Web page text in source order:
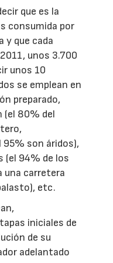
que es la
consumida por
y que cada
unos 3.700
unos 10
se emplean en
preparado,
(el 80% del
son áridos),
(el 94% de los
una carretera
etc.
iniciales de
de su
adelantado